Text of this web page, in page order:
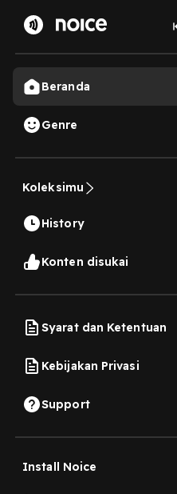
Beranda
Genre
Koleksimu
History
Konten disukai
Syarat dan Ketentuan
Kebijakan Privasi
Support
Install Noice